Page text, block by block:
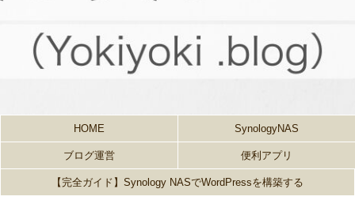
HOME SynologyNAS
ブログ運営 便利アプリ
【完全ガイド】Synology NASでWordPressを構築する